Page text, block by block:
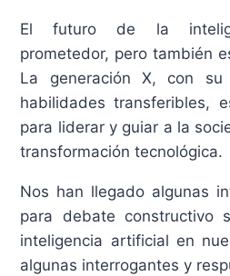
El futuro de la
prometedor, pero también
La generación X, con su
habilidades transferibles,
para liderar y guiar a la
transformación tecnológica.
Nos han llegado algunas
para debate constructivo
inteligencia artificial en
algunas interrogantes y